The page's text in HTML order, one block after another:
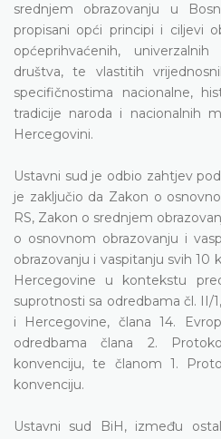
srednjem obrazovanju u
propisani opći principi i ciljevi
općeprihvaćenih,
društva, te vlastitih
specifičnostima nacionalne,
tradicije naroda i nacionalnih
Hercegovini.
Ustavni sud je odbio zahtjev
je zaključio da Zakon o
RS, Zakon o srednjem
o osnovnom obrazovanju i
obrazovanju i vaspitanju svih 10
Hercegovine u kontekstu
suprotnosti sa odredbama čl. II/
i Hercegovine, člana 14.
odredbama člana 2.
konvenciju, te članom 1.
konvenciju.
Ustavni sud BiH, između